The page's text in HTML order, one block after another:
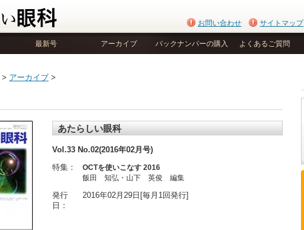
お問い合わせ サイトマップ
最新号 アーカイブ バックナンバーの購入 よくあるご質問
> アーカイブ >
あたらしい眼科
Vol.33 No.02(2016年02月号)
特集：
OCTを使いこなす 2016
飯田 知弘・山下 英俊 編集
発行
日：
2016年02月29日[毎月1回発行]